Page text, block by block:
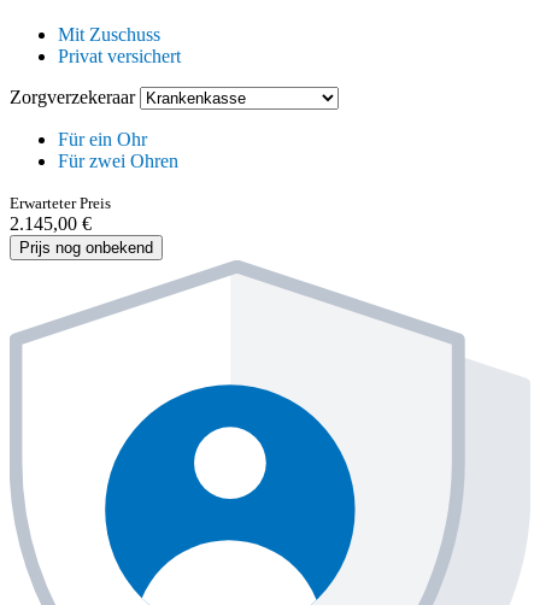
Mit Zuschuss
Privat versichert
Zorgverzekeraar
Für ein Ohr
Für zwei Ohren
Erwarteter Preis
2.145,00 €
Prijs nog onbekend